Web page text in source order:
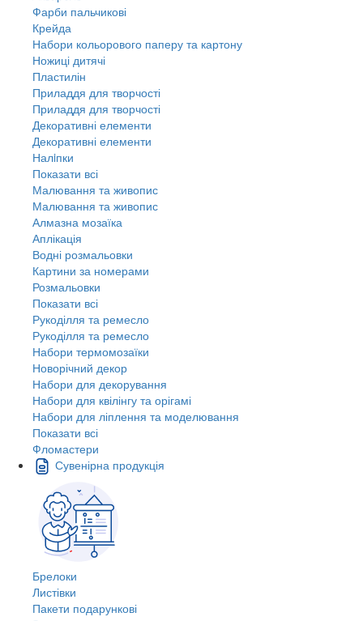
Фарби пальчикові
Крейда
Набори кольорового паперу та картону
Ножиці дитячі
Пластилін
Приладдя для творчості
Приладдя для творчості
Декоративні елементи
Декоративні елементи
Налiпки
Показати всі
Малювання та живопис
Малювання та живопис
Алмазна мозаїка
Аплікація
Водні розмальовки
Картини за номерами
Розмальовки
Показати всі
Рукоділля та ремесло
Рукоділля та ремесло
Набори термомозаїки
Новорічний декор
Набори для декорування
Набори для квілінгу та орігамі
Набори для ліплення та моделювання
Показати всі
Фломастери
Сувенірна продукція
Брелоки
Листівки
Пакети подарункові